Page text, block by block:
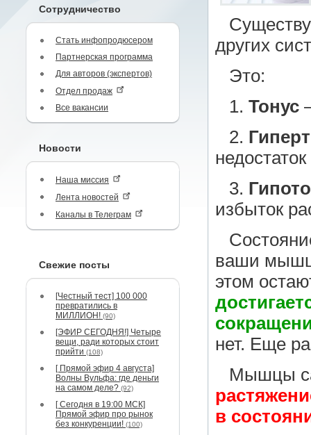
Сотрудничество
Стать инфопродюсером
Партнерская программа
Для авторов (экспертов)
Отдел продаж
Все вакансии
Новости
Наша миссия
Лента новостей
Каналы в Телеграм
Свежие посты
[Честный тест] 100 000
превратились в
МИЛЛИОН! (90)
[ЭФИР СЕГОДНЯ!] Четыре
вещи, ради которых стоит
прийти (108)
[ Прямой эфир 4 августа]
Волны Вульфа: где деньги
на самом деле? (92)
[ Сегодня в 19:00 МСК]
Прямой эфир про рынок
без конкуренции! (100)
других
Это:
1. Тонус
2.
3.
избыток
ваши
этом
нет. Еще
Мышцы
в